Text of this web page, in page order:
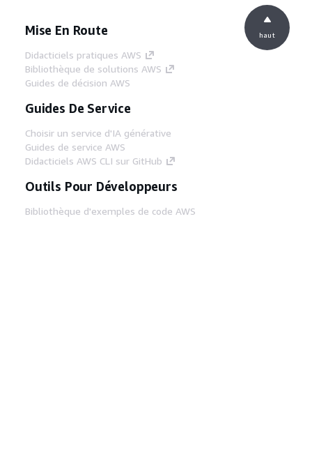
Mise En Route
Didacticiels pratiques AWS
Bibliothèque de solutions AWS
Guides de décision AWS
Guides De Service
Choisir un service d'IA générative
Guides de service AWS
Didacticiels AWS CLI sur GitHub
Outils Pour Développeurs
Bibliothèque d'exemples de code AWS
haut